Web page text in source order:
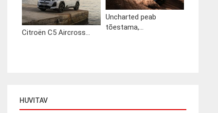
Citroën C5 Aircross...
Uncharted peab
tõestama,...
HUVITAV